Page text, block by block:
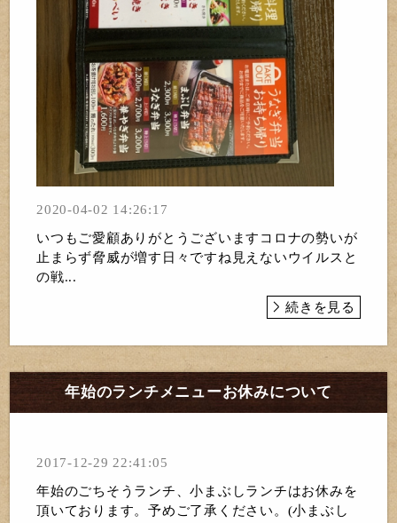
2020-04-02 14:26:17
いつもご愛顧ありがとうございますコロナの勢いが
止まらず脅威が増す日々ですね見えないウイルスと
の戦...
続きを見る
年始のランチメニューお休みについて
2017-12-29 22:41:05
年始のごちそうランチ、小まぶしランチはお休みを
頂いております。予めご了承ください。(小まぶし